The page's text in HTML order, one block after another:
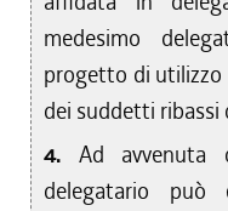
medesimo
progetto di utilizzo
dei suddetti ribassi
4. Ad avvenuta
delegatario può